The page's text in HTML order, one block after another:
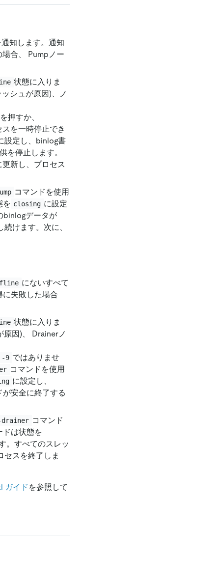
知します。通知
合、 Pumpノー
状態に入りま
シュが原因)、ノ
を押すか、
を一時停止でき
設定し、binlog書
を停止します。
更新し、プロセス
コマンドを使用
を closing に設定
binlogデータが
けます。次に、
にないすべて
失敗した場合
状態に入りま
原因)、 Drainerノ
9 ではありませ
コマンドを使用
に設定し、
安全に終了する
コマンド
ドは状態を
。すべてのスレッ
セスを終了しま
ガイド を参照して